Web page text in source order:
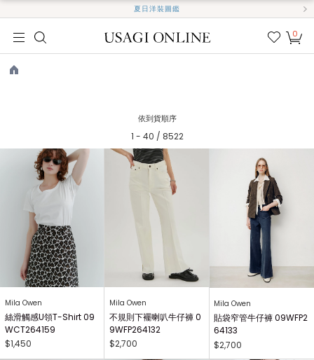
夏日洋裝圖鑑
我的
0
依到貨順序
1 - 40 / 8522
Mila Owen
絲滑觸感U領T-Shirt 09
WCT264159
$1,450
Mila Owen
不規則下襬喇叭牛仔褲 0
9WFP264132
$2,700
Mila Owen
貼袋窄管牛仔褲 09WFP2
64133
$2,700